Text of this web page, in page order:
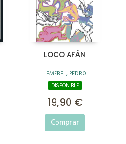
LOCO AFÁN
LEMEBEL, PEDRO
DISPONIBLE
19,90 €
Comprar